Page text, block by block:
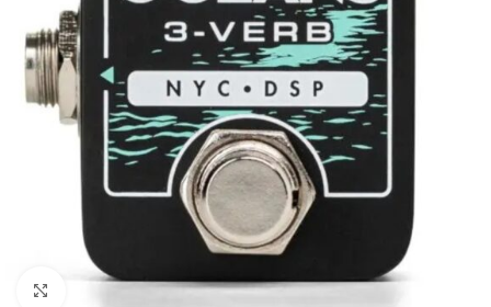
Spustelėkite, jei norite padidinti